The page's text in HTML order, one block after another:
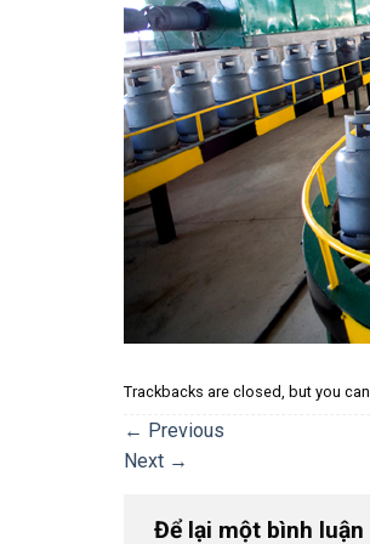
Trackbacks are closed, but you can
← Previous
Next →
Để lại một bình luận